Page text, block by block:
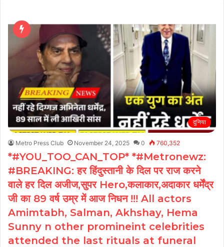
दुनिया
Metro Press Club November 24, 2025 0 760,352
*#YOU_TOO_CAN_TOP* *#Metronewz:
#BREAKING: हर हिंदुस्तानी के दिल पर राज करने
वाले हर दिल अजीज,सुपर Hero,कलाकार,अदाकार धर्मेंद्र
जी का 89 वर्ष उम्र में आज निधन !!! All actors
Amimtabh, Salman, Akhshay, Hema
Sunny n other promineint celebrities
attended the last rituals at funeral